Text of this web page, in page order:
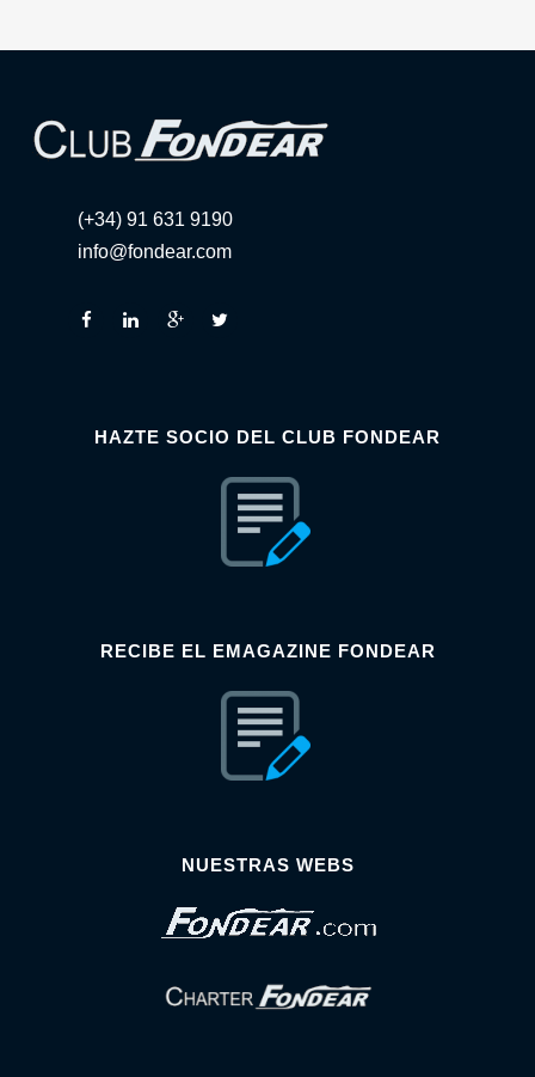
(+34) 91 631 9190
info@fondear.com
HAZTE SOCIO DEL CLUB FONDEAR
RECIBE EL EMAGAZINE FONDEAR
NUESTRAS WEBS